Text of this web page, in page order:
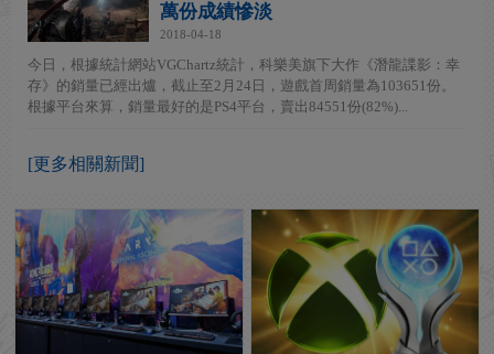
萬份成績慘淡
2018-04-18
今日，根據統計網站VGChartz統計，科樂美旗下大作《潛龍諜影：幸
存》的銷量已經出爐，截止至2月24日，遊戲首周銷量為103651份。
根據平台來算，銷量最好的是PS4平台，賣出84551份(82%)...
[更多相關新聞]